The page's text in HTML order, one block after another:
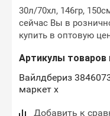
30л/70хл, 146гр,
сейчас Вы в
купить в оптовую
Артикулы товаров
Вайлдбериз
маркет х
Добавить к